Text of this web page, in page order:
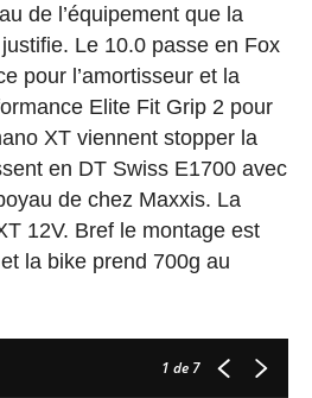
de l’équipement que la
Le 10.0 passe en Fox
pour l’amortisseur et la
Elite Fit Grip 2 pour
XT viennent stopper la
en DT Swiss E1700 avec
de chez Maxxis. La
12V. Bref le montage est
la bike prend 700g au
1 de 7